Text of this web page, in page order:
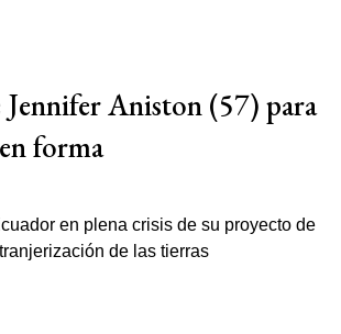
Aniston (57) para
forma